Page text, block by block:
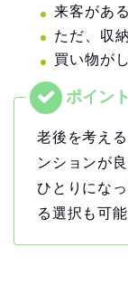
来客があ
ただ、収
買い物が
老後を考え
ンションが
ひとりにな
る選択も可